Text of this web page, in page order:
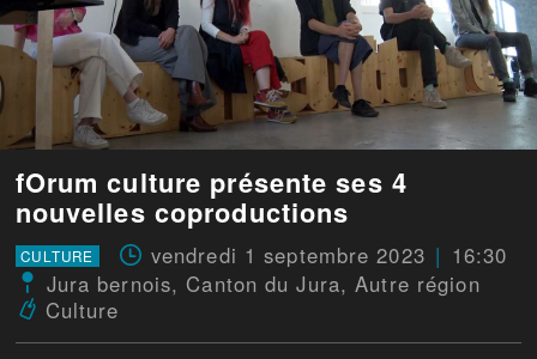
fOrum culture présente ses 4
nouvelles coproductions
CULTURE vendredi 1 septembre 2023
16:30
Jura bernois, Canton du Jura, Autre région
Culture